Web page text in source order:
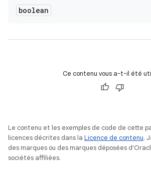
boolean
Ce contenu vous a-t-il été
Le contenu et les exemples de code de cette
licences décrites dans la Licence de contenu.
des marques ou des marques déposées
sociétés affiliées.